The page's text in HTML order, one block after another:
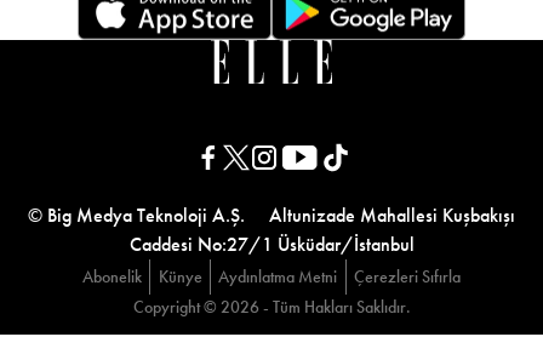
© Big Medya Teknoloji A.Ş. Altunizade Mahallesi Kuşbakışı
Caddesi No:27/1 Üsküdar/İstanbul
Abonelik Künye Aydınlatma Metni
Çerezleri Sıfırla
Copyright © 2026 - Tüm Hakları Saklıdır.